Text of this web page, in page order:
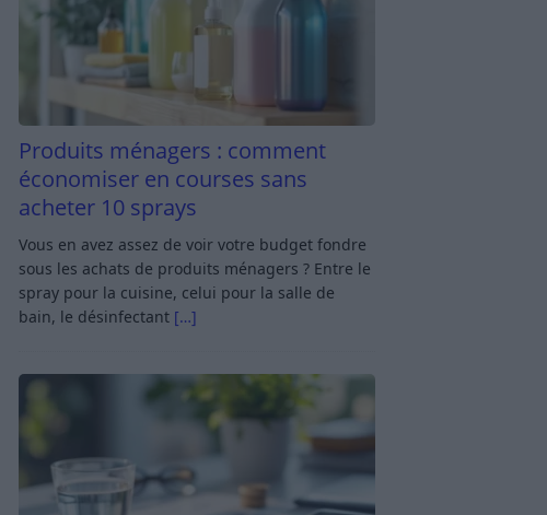
Produits ménagers : comment
économiser en courses sans
acheter 10 sprays
Vous en avez assez de voir votre budget fondre
sous les achats de produits ménagers ? Entre le
spray pour la cuisine, celui pour la salle de
bain, le désinfectant […]